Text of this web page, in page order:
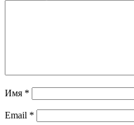
Имя *
Email *